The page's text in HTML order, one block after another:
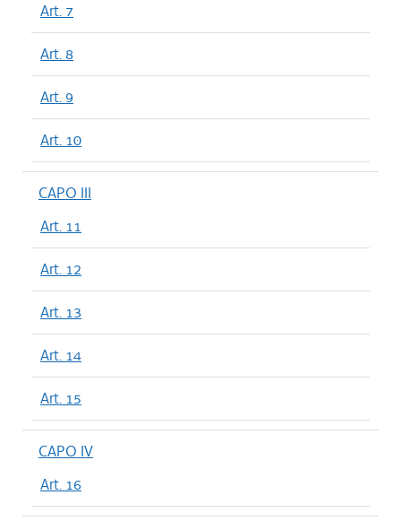
Art. 7
Art. 8
Art. 9
Art. 10
CAPO III
Art. 11
Art. 12
Art. 13
Art. 14
Art. 15
CAPO IV
Art. 16